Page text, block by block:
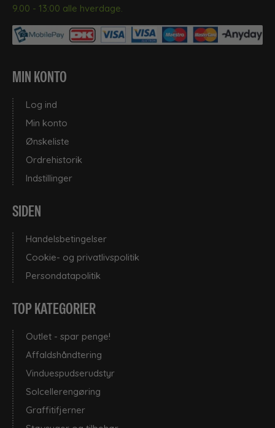
9.00 - 13:00 alle hverdage.
MIN KONTO
Log ind
Min konto
Ønskeliste
Ordrehistorik
Indstillinger
SIDEN
Handelsbetingelser
Cookie- og privatlivspolitik
Persondatapolitik
TOP KATEGORIER
Outlet - spar penge!
Affaldshåndtering
Vinduespudserudstyr
Solcellerengøring
Graffitifjerner